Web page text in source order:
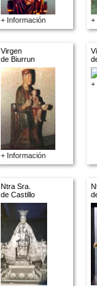
+ Información +
Virgen
de Biurrun
+ Información
+
Ntra Sra.
de Castillo